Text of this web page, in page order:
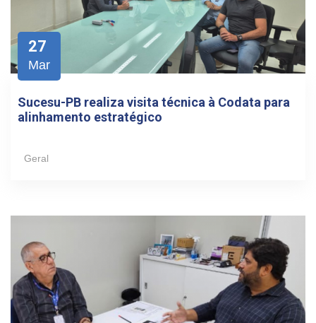
27
Mar
Sucesu-PB realiza visita técnica à Codata para
alinhamento estratégico
Geral